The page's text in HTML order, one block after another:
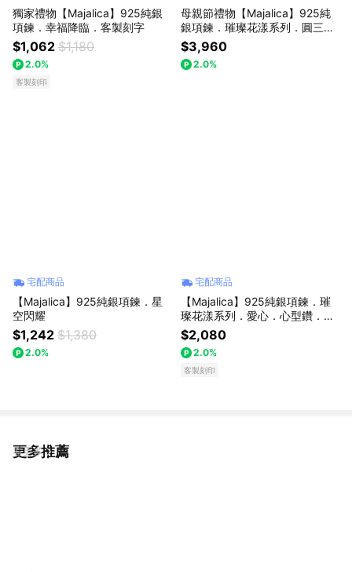
獨家禮物【Majalica】925純銀
項鍊．幸福降臨．客製刻字
$1,062 $1,180
2.0%
客製刻印
母親節禮物【Majalica】925純
銀項鍊．璀璨花漾系列．圓三角
形鑽．項鍊耳環套組
$3,960
2.0%
宅配商品
【Majalica】925純銀項鍊．星
空閃耀
$1,242 $1,380
2.0%
宅配商品
【Majalica】925純銀項鍊．璀
璨花漾系列．愛心．心型鑽．客
製化刻字
$2,080
2.0%
客製刻印
更多推薦
看更多